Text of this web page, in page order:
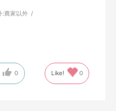
:農家以外
0 Like! 0